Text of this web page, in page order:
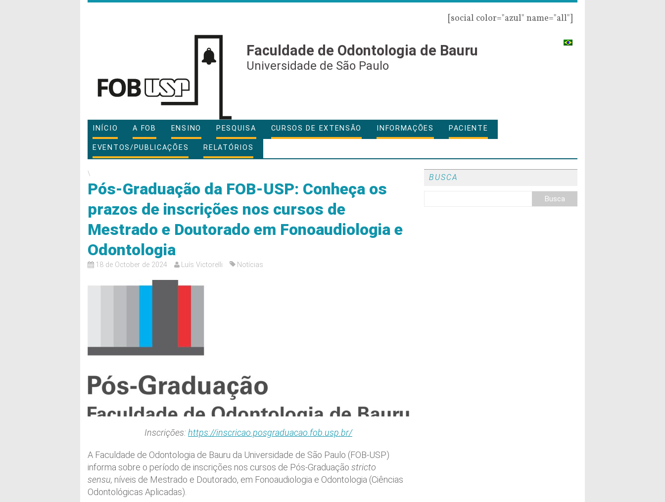
[social color="azul" name="all"]
Faculdade de Odontologia de Bauru
Universidade de São Paulo
INÍCIO A FOB ENSINO PESQUISA CURSOS DE EXTENSÃO INFORMAÇÕES PACIENTE
EVENTOS/PUBLICAÇÕES RELATÓRIOS
\
Pós-Graduação da FOB-USP: Conheça os
prazos de inscrições nos cursos de
Mestrado e Doutorado em Fonoaudiologia e
Odontologia
18 de October de 2024 Luís Victorelli Notícias
Inscrições: https://inscricao.posgraduacao.fob.usp.br/
A Faculdade de Odontologia de Bauru da Universidade de São Paulo (FOB-USP)
informa sobre o período de inscrições nos cursos de Pós-Graduação stricto
sensu, níveis de Mestrado e Doutorado, em Fonoaudiologia e Odontologia (Ciências
Odontológicas Aplicadas).
BUSCA